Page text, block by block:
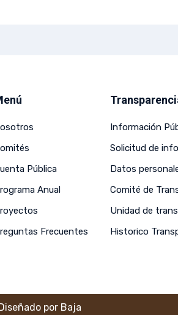
Pública
Anual
Frecuentes
Información
Solicitud de
Datos
Comité de
Unidad de
Historico
por Baja